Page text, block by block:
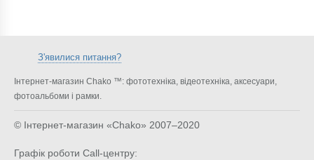
З'явилися питання?
Інтернет-магазин Chako ™: фототехніка, відеотехніка, аксесуари,
фотоальбоми і рамки.
© Інтернет-магазин «Chako» 2007–2020
Графік роботи Call-центру: